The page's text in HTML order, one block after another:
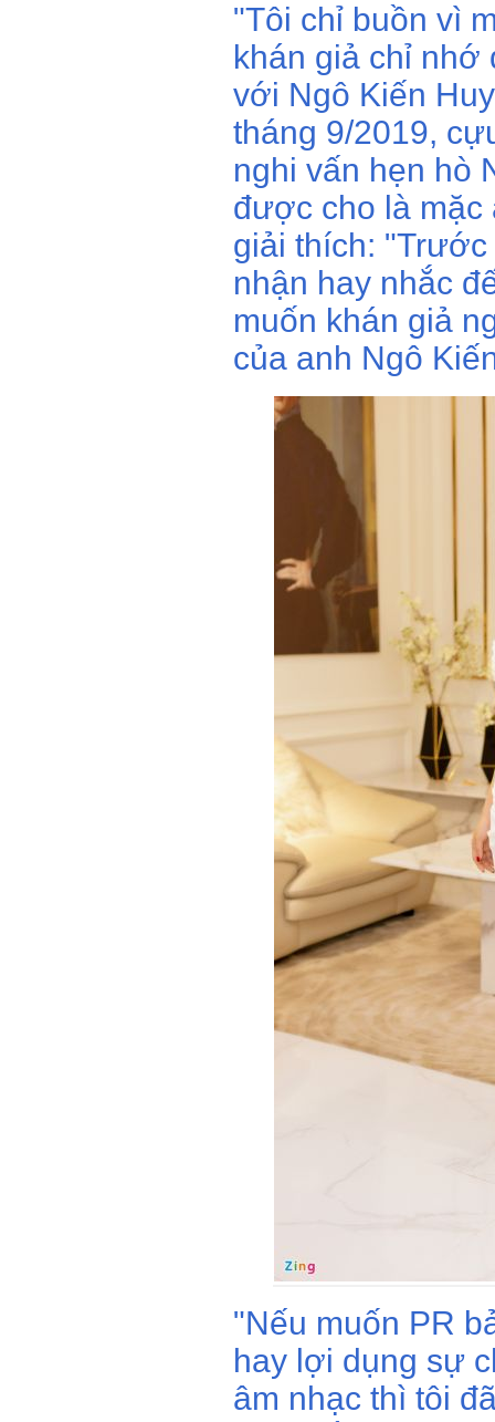
"Tôi chỉ buồn vì
khán giả chỉ nhớ
với Ngô Kiến
tháng 9/2019,
nghi vấn hẹn hò
được cho là mặc
giải thích:
nhận hay nhắc
muốn khán giả
của anh Ngô
"Nếu muốn PR
hay lợi dụng sự
âm nhạc thì tôi